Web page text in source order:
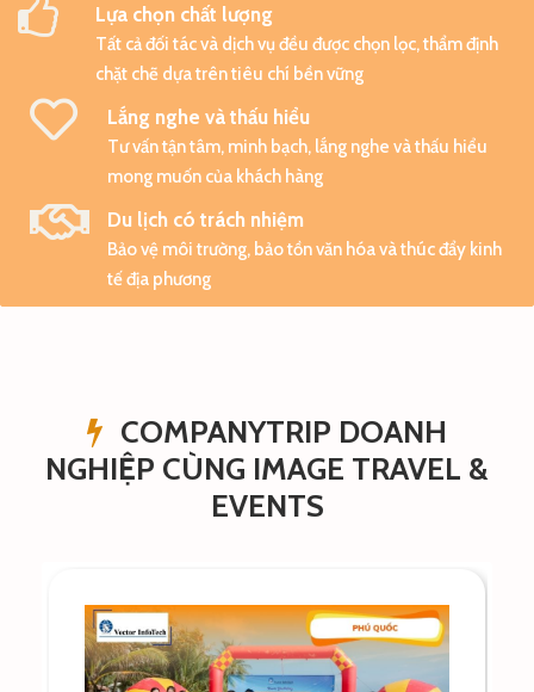
Lựa chọn chất lượng
Tất cả đối tác và dịch vụ đều được chọn lọc, thẩm định
chặt chẽ dựa trên tiêu chí bền vững
Lắng nghe và thấu hiểu
Tư vấn tận tâm, minh bạch, lắng nghe và thấu hiểu
mong muốn của khách hàng
Du lịch có trách nhiệm
Bảo vệ môi trường, bảo tồn văn hóa và thúc đẩy kinh
tế địa phương
COMPANYTRIP DOANH
NGHIỆP CÙNG IMAGE TRAVEL &
EVENTS